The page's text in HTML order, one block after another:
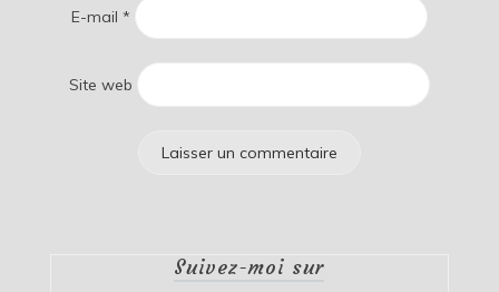
E-mail *
Site web
Suivez-moi sur